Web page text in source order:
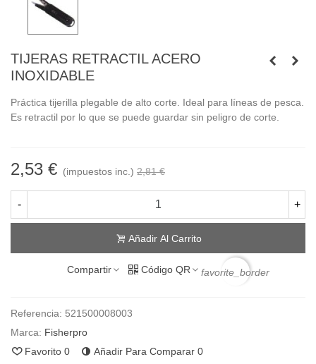
TIJERAS RETRACTIL ACERO
INOXIDABLE
Práctica tijerilla plegable de alto corte. Ideal para líneas de pesca.
Es retractil por lo que se puede guardar sin peligro de corte.
2,53 € (impuestos inc.) 2,81 €
- +
Añadir Al Carrito
Compartir Código QR favorite_border
Referencia: 521500008003
Marca: Fisherpro
Favorito 0 Añadir Para Comparar 0